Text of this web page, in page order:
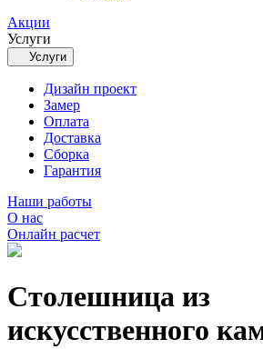
Акции
Услуги
Услуги
Дизайн проект
Замер
Оплата
Доставка
Сборка
Гарантия
Наши работы
О нас
Онлайн расчет
Столешница из
искусственного